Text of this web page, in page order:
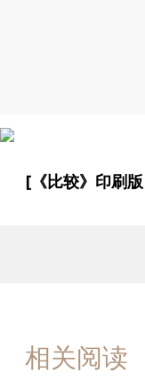
[《比较》印刷版
相关阅读